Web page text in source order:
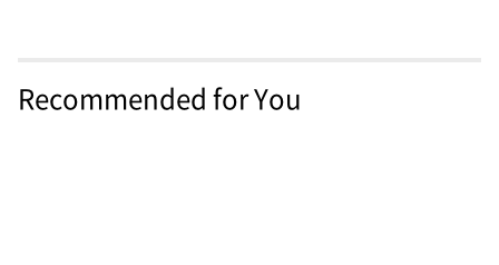
Recommended for You